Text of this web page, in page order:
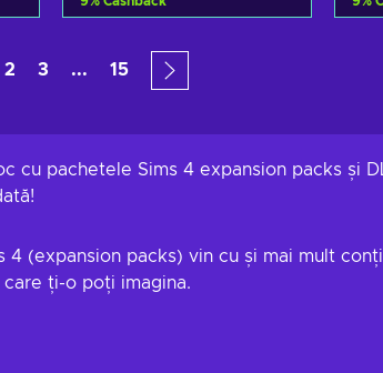
Adaugă în coș
Vezi ofertele
2 3 ... 15
cu pachetele Sims 4 expansion packs și
(expansion packs) vin cu și mai mult
ți-o poți imagina.